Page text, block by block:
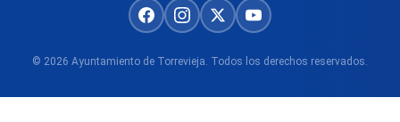
© 2026 Ayuntamiento de Torrevieja. Todos los derechos reservados.